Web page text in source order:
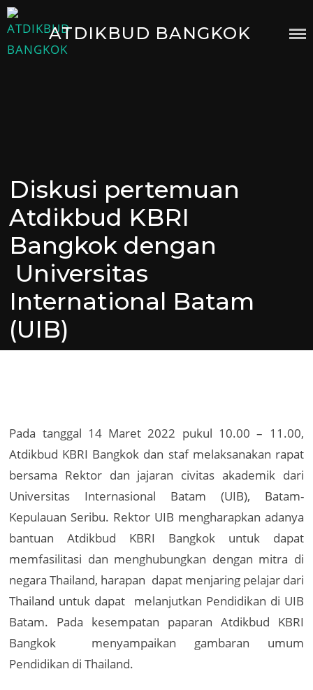
Skip
to
content
ATDIKBUD BANGKOK
Posted
on
Diskusi pertemuan
Atdikbud KBRI
Bangkok dengan
Universitas
International Batam
(UIB)
Pada tanggal 14 Maret 2022 pukul 10.00 – 11.00,
Atdikbud KBRI Bangkok dan staf melaksanakan rapat
bersama Rektor dan jajaran civitas akademik dari
Universitas Internasional Batam (UIB), Batam-
Kepulauan Seribu. Rektor UIB mengharapkan adanya
bantuan Atdikbud KBRI Bangkok untuk dapat
memfasilitasi dan menghubungkan dengan mitra di
negara Thailand, harapan dapat menjaring pelajar dari
Thailand untuk dapat melanjutkan Pendidikan di UIB
Batam. Pada kesempatan paparan Atdikbud KBRI
Bangkok menyampaikan gambaran umum
Pendidikan di Thailand.